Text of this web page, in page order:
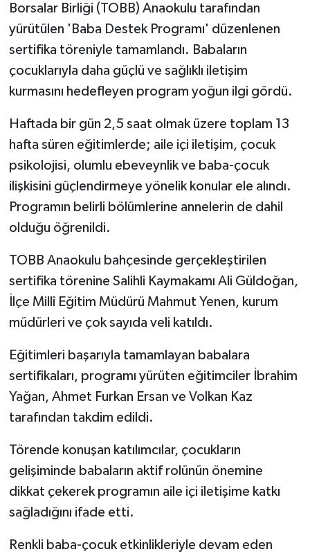
Borsalar Birliği (TOBB) Anaokulu tarafından
yürütülen 'Baba Destek Programı' düzenlenen
sertifika töreniyle tamamlandı. Babaların
çocuklarıyla daha güçlü ve sağlıklı iletişim
kurmasını hedefleyen program yoğun ilgi gördü.
Haftada bir gün 2,5 saat olmak üzere toplam 13
hafta süren eğitimlerde; aile içi iletişim, çocuk
psikolojisi, olumlu ebeveynlik ve baba-çocuk
ilişkisini güçlendirmeye yönelik konular ele alındı.
Programın belirli bölümlerine annelerin de dahil
olduğu öğrenildi.
TOBB Anaokulu bahçesinde gerçekleştirilen
sertifika törenine Salihli Kaymakamı Ali Güldoğan,
İlçe Millî Eğitim Müdürü Mahmut Yenen, kurum
müdürleri ve çok sayıda veli katıldı.
Eğitimleri başarıyla tamamlayan babalara
sertifikaları, programı yürüten eğitimciler İbrahim
Yağan, Ahmet Furkan Ersan ve Volkan Kaz
tarafından takdim edildi.
Törende konuşan katılımcılar, çocukların
gelişiminde babaların aktif rolünün önemine
dikkat çekerek programın aile içi iletişime katkı
sağladığını ifade etti.
Renkli baba-çocuk etkinlikleriyle devam eden